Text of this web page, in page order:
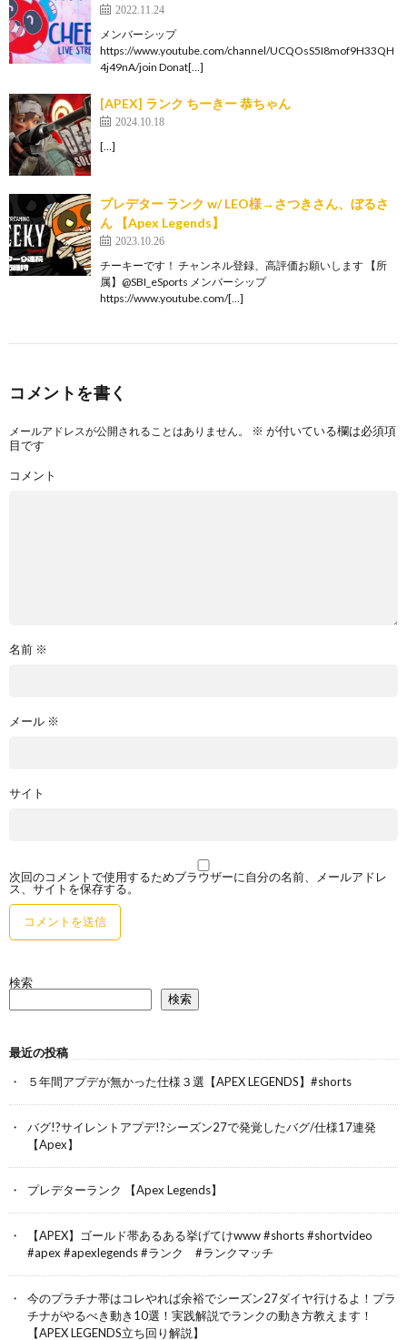
2022.11.24
メンバーシップ
https://www.youtube.com/channel/UCQOsS5I8mof9H33QH
4j49nA/join Donat[…]
[APEX] ランク ちーきー 恭ちゃん
2024.10.18
[…]
プレデター ランク w/ LEO様→さつきさん、ぼるさ
ん 【Apex Legends】
2023.10.26
チーキーです！ チャンネル登録、高評価お願いします 【所
属】@SBI_eSports メンバーシップ
https://www.youtube.com/[…]
コメントを書く
メールアドレスが公開されることはありません。 ※ が付いている欄は必須項
目です
コメント
名前 ※
メール ※
サイト
次回のコメントで使用するためブラウザーに自分の名前、メールアドレ
ス、サイトを保存する。
検索
検索
最近の投稿
５年間アプデが無かった仕様３選【APEX LEGENDS】#shorts
バグ!?サイレントアプデ!?シーズン27で発覚したバグ/仕様17連発
【Apex】
プレデターランク 【Apex Legends】
【APEX】ゴールド帯あるある挙げてけwww #shorts #shortvideo
#apex #apexlegends #ランク #ランクマッチ
今のプラチナ帯はコレやれば余裕でシーズン27ダイヤ行けるよ！プラ
チナがやるべき動き10選！実践解説でランクの動き方教えます！
【APEX LEGENDS立ち回り解説】